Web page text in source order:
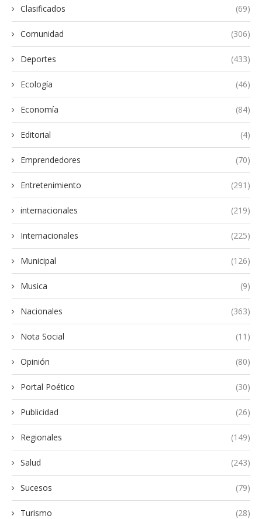
Clasificados (69)
Comunidad (306)
Deportes (433)
Ecología (46)
Economía (84)
Editorial (4)
Emprendedores (70)
Entretenimiento (291)
internacionales (219)
Internacionales (225)
Municipal (126)
Musica (9)
Nacionales (363)
Nota Social (11)
Opinión (80)
Portal Poético (30)
Publicidad (26)
Regionales (149)
Salud (243)
Sucesos (79)
Turismo (28)